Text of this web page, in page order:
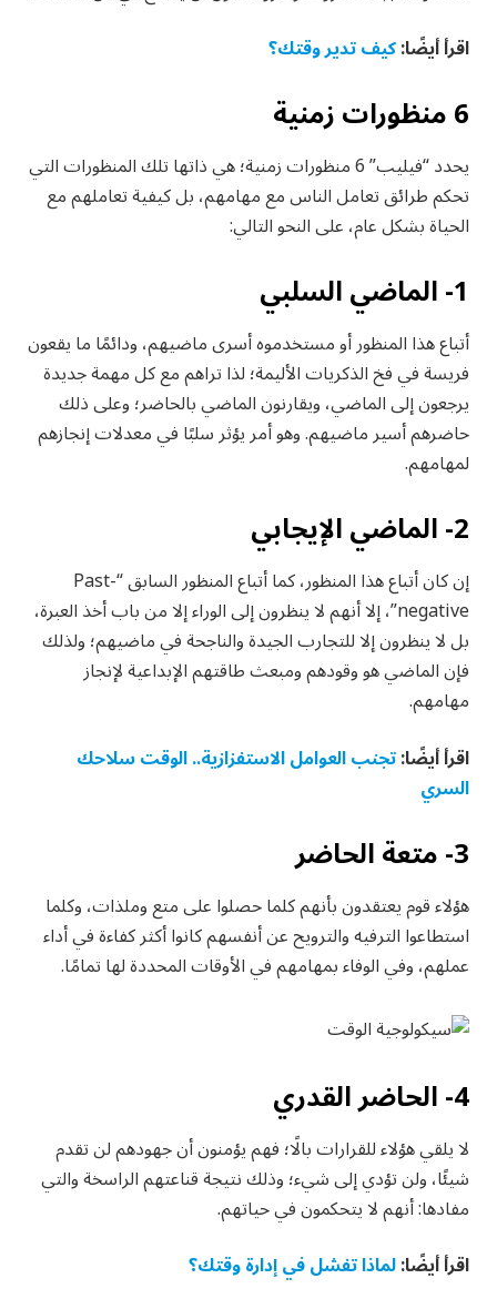
اقرأ أيضًا:كيف تدير وقتك؟
6 منظورات زمنية
يحدد “فيليب” 6 منظورات زمنية؛ هي ذاتها تلك المنظورات التي
تحكم طرائق تعامل الناس مع مهامهم، بل كيفية تعاملهم مع
الحياة بشكل عام، على النحو التالي:
1- الماضي السلبي
أتباع هذا المنظور أو مستخدموه أسرى ماضيهم، ودائمًا ما يقعون
فريسة في فخ الذكريات الأليمة؛ لذا تراهم مع كل مهمة جديدة
يرجعون إلى الماضي، ويقارنون الماضي بالحاضر؛ وعلى ذلك
حاضرهم أسير ماضيهم. وهو أمر يؤثر سلبًا في معدلات إنجازهم
لمهامهم.
2- الماضي الإيجابي
إن كان أتباع هذا المنظور، كما أتباع المنظور السابق “Past-
negative”، إلا أنهم لا ينظرون إلى الوراء إلا من باب أخذ العبرة،
بل لا ينظرون إلا للتجارب الجيدة والناجحة في ماضيهم؛ ولذلك
فإن الماضي هو وقودهم ومبعث طاقتهم الإبداعية لإنجاز
مهامهم.
اقرأ أيضًا:تجنب العوامل الاستفزازية.. الوقت سلاحك
السري
3- متعة الحاضر
هؤلاء قوم يعتقدون بأنهم كلما حصلوا على متع وملذات، وكلما
استطاعوا الترفيه والترويح عن أنفسهم كانوا أكثر كفاءة في أداء
عملهم، وفي الوفاء بمهامهم في الأوقات المحددة لها تمامًا.
4- الحاضر القدري
لا يلقي هؤلاء للقرارات بالًا؛ فهم يؤمنون أن جهودهم لن تقدم
شيئًا، ولن تؤدي إلى شيء؛ وذلك نتيجة قناعتهم الراسخة والتي
مفادها: أنهم لا يتحكمون في حياتهم.
اقرأ أيضًا:لماذا تفشل في إدارة وقتك؟